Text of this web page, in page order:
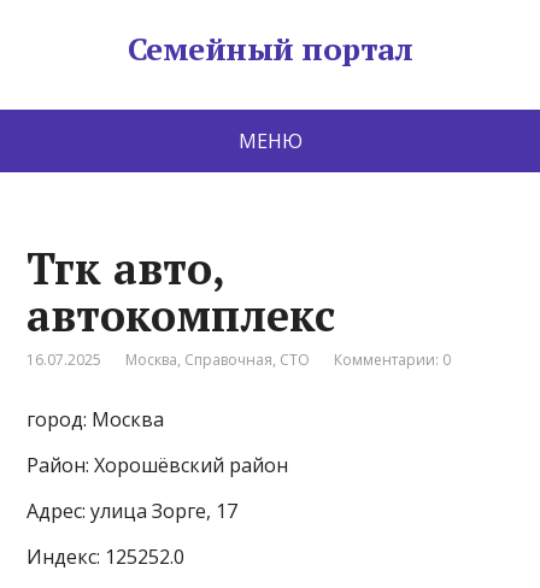
Семейный портал
МЕНЮ
Тгк авто,
автокомплекс
16.07.2025 Москва, Справочная, СТО Комментарии: 0
город: Москва
Район: Хорошёвский район
Адрес: улица Зорге, 17
Индекс: 125252.0